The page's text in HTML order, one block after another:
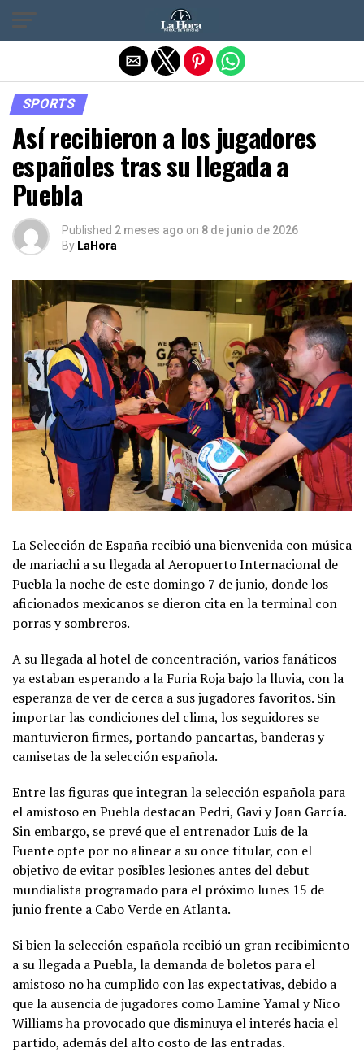
SPORTS
Así recibieron a los jugadores
españoles tras su llegada a
Puebla
Published 2 meses ago on 8 de junio de 2026
By LaHora
La Selección de España recibió una bienvenida con música
de mariachi a su llegada al Aeropuerto Internacional de
Puebla la noche de este domingo 7 de junio, donde los
aficionados mexicanos se dieron cita en la terminal con
porras y sombreros.
A su llegada al hotel de concentración, varios fanáticos
ya estaban esperando a la Furia Roja bajo la lluvia, con la
esperanza de ver de cerca a sus jugadores favoritos. Sin
importar las condiciones del clima, los seguidores se
mantuvieron firmes, portando pancartas, banderas y
camisetas de la selección española.
Entre las figuras que integran la selección española para
el amistoso en Puebla destacan Pedri, Gavi y Joan García.
Sin embargo, se prevé que el entrenador Luis de la
Fuente opte por no alinear a su once titular, con el
objetivo de evitar posibles lesiones antes del debut
mundialista programado para el próximo lunes 15 de
junio frente a Cabo Verde en Atlanta.
Si bien la selección española recibió un gran recibimiento
a su llegada a Puebla, la demanda de boletos para el
amistoso no ha cumplido con las expectativas, debido a
que la ausencia de jugadores como Lamine Yamal y Nico
Williams ha provocado que disminuya el interés hacia el
partido, además del alto costo de las entradas.
Salir de la versión móvil